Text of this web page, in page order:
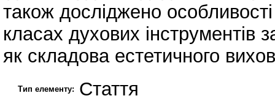
також досліджено
класах духових інструментів
як складова естетичного
Тип елементу: Стаття